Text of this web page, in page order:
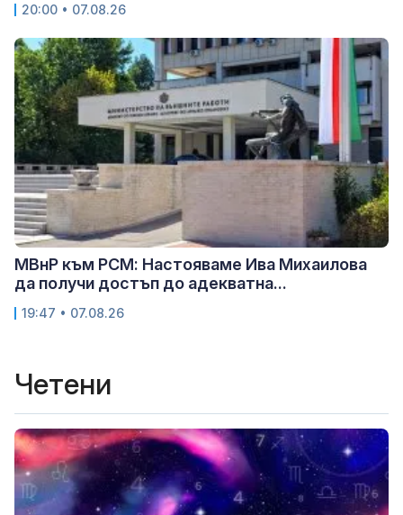
20:00 • 07.08.26
МВнР към РСМ: Настояваме Ива Михаилова
да получи достъп до адекватна...
19:47 • 07.08.26
Четени